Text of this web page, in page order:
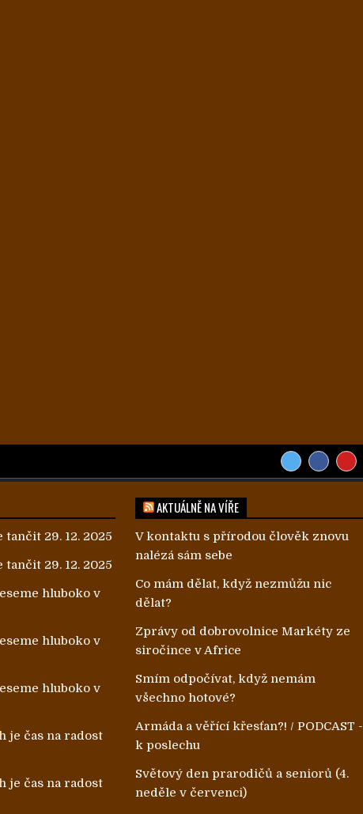
tančit 29. 12. 2025
tančit 29. 12. 2025
hluboko v
hluboko v
hluboko v
je čas na radost
je čas na radost
AKTUÁLNĚ NA VÍŘE
V kontaktu s přírodou člověk znovu
nalézá sám sebe
Co mám dělat, když nezmůžu nic
dělat?
Zprávy od dobrovolnice Markéty ze
siročince v Africe
Smím odpočívat, když nemám
všechno hotové?
Armáda a věřící křesťan?! / PODCAST -
k poslechu
Světový den prarodičů a seniorů (4.
neděle v červenci)